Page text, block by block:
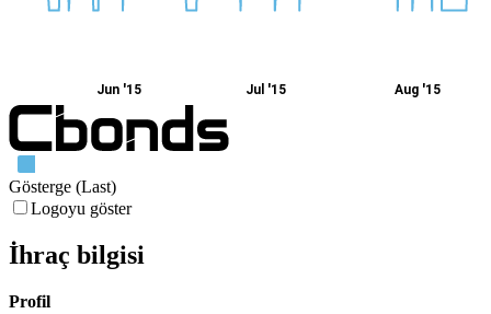
Jun '15 Jul '15 Aug '15
Gösterge (Last)
Logoyu göster
İhraç bilgisi
Profil